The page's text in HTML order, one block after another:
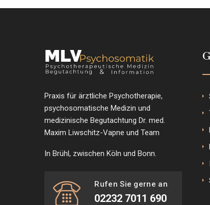
Praxis für ärztliche Psychotherapie,
psychosomatische Medizin und
medizinische Begutachtung Dr. med.
Maxim Liwschitz-Vapne und Team
In Brühl, zwischen Köln und Bonn.
Rufen Sie gerne an
02232 7011 690